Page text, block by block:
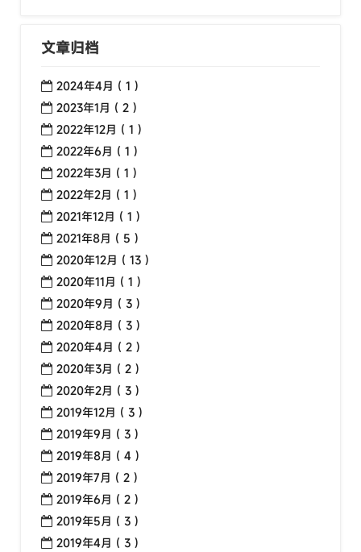
文章归档
2024年4月 ( 1 )
2023年1月 ( 2 )
2022年12月 ( 1 )
2022年6月 ( 1 )
2022年3月 ( 1 )
2022年2月 ( 1 )
2021年12月 ( 1 )
2021年8月 ( 5 )
2020年12月 ( 13 )
2020年11月 ( 1 )
2020年9月 ( 3 )
2020年8月 ( 3 )
2020年4月 ( 2 )
2020年3月 ( 2 )
2020年2月 ( 3 )
2019年12月 ( 3 )
2019年9月 ( 3 )
2019年8月 ( 4 )
2019年7月 ( 2 )
2019年6月 ( 2 )
2019年5月 ( 3 )
2019年4月 ( 3 )